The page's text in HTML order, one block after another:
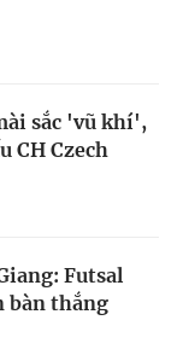
sắc 'vũ khí',
CH Czech
Futsal
bàn thắng